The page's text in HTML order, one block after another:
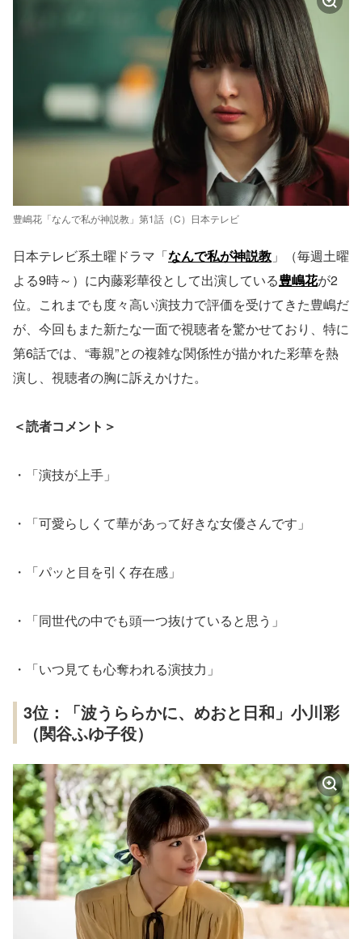
豊嶋花「なんで私が神説教」第1話（C）日本テレビ
日本テレビ系土曜ドラマ「なんで私が神説教 」（毎週土曜
よる9時～）に内藤彩華役として出演している豊嶋花が2
位。これまでも度々高い演技力で評価を受けてきた豊嶋だ
が、今回もまた新たな一面で視聴者を驚かせており、特に
第6話では、“毒親”との複雑な関係性が描かれた彩華を熱
演し、視聴者の胸に訴えかけた。
＜読者コメント＞
・「演技が上手」
・「可愛らしくて華があって好きな女優さんです」
・「パッと目を引く存在感」
・「同世代の中でも頭一つ抜けていると思う」
・「いつ見ても心奪われる演技力」
3位：「波うららかに、めおと日和」小川彩
（関谷ふゆ子役）